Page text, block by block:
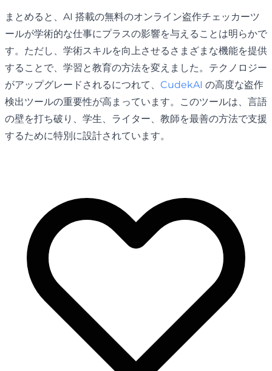
まとめると、AI 搭載の無料のオンライン盗作チェッカーツ
ールが学術的な仕事にプラスの影響を与えることは明らかで
す。ただし、学術スキルを向上させるさまざまな機能を提供
することで、学習と教育の方法を変えました。テクノロジー
がアップグレードされるにつれて、 CudekAI の高度な盗作
検出ツールの重要性が高まっています。このツールは、言語
の壁を打ち破り、学生、ライター、教師を最善の方法で支援
するために特別に設計されています。